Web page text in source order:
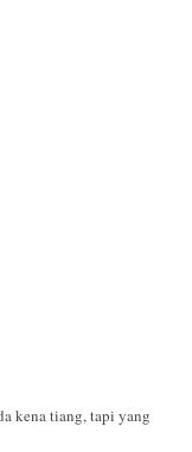
kena tiang, tapi yang